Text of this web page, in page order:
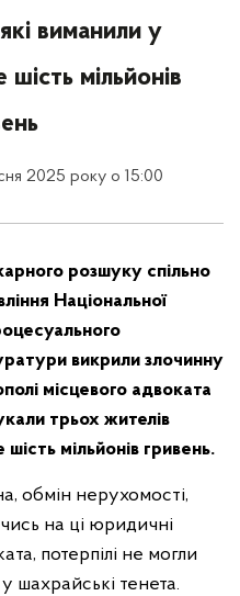
виманили у
мільйонів
2025 року о 15:00
розшуку спільно
Національної
викрили злочинну
місцевого адвоката
трьох жителів
мільйонів гривень.
обмін нерухомості,
на ці юридичні
потерпілі не могли
шахрайські тенета.